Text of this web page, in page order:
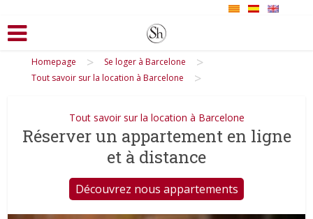
Homepage > Se loger à Barcelone >
Tout savoir sur la location à Barcelone >
Tout savoir sur la location à Barcelone
Réserver un appartement en ligne
et à distance
Découvrez nous appartements